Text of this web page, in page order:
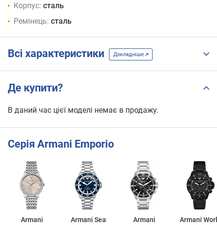
Корпус: сталь
Ремінець: сталь
Всі характеристики Докладніше
Де купити?
В даний час цієї моделі немає в продажу.
Серія Armani Emporio
Armani
Armani Sea
Armani
Armani